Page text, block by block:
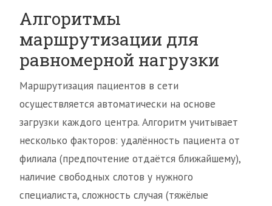
Алгоритмы
маршрутизации для
равномерной нагрузки
Маршрутизация пациентов в сети
осуществляется автоматически на основе
загрузки каждого центра. Алгоритм учитывает
несколько факторов: удалённость пациента от
филиала (предпочтение отдаётся ближайшему),
наличие свободных слотов у нужного
специалиста, сложность случая (тяжёлые